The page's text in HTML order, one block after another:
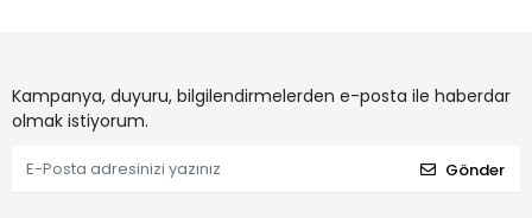
Kampanya, duyuru, bilgilendirmelerden e-posta ile haberdar
olmak istiyorum.
Gönder